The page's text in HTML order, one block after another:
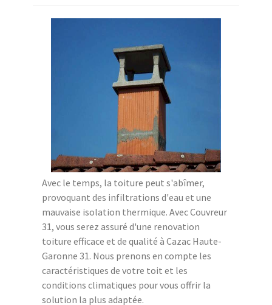
Avec le temps, la toiture peut s'abîmer,
provoquant des infiltrations d'eau et une
mauvaise isolation thermique. Avec Couvreur
31, vous serez assuré d'une renovation
toiture efficace et de qualité à Cazac Haute-
Garonne 31. Nous prenons en compte les
caractéristiques de votre toit et les
conditions climatiques pour vous offrir la
solution la plus adaptée.